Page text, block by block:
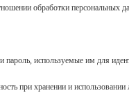
обработки персональных
используемые им для
при хранении и